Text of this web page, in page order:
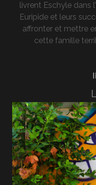
livrent Eschyle dans
Euripide et leurs
affronter et mettre
cette famille